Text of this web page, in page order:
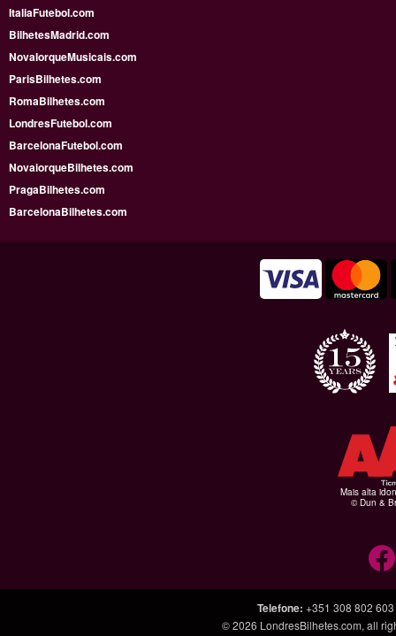
ItaliaFutebol.com
BilhetesMadrid.com
NovaIorqueMusicais.com
ParisBilhetes.com
RomaBilhetes.com
LondresFutebol.com
BarcelonaFutebol.com
NovaiorqueBilhetes.com
PragaBilhetes.com
BarcelonaBilhetes.com
Mais alta
© Dun &
Telefone: +351 308 802 603
© 2026 LondresBilhetes.com, all